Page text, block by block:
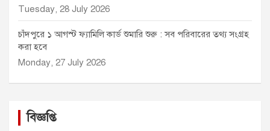
Tuesday, 28 July 2026
চাঁদপুরে ১ আগস্ট ফ্যামিলি কার্ড শুমারি শুরু : সব পরিবারের তথ্য সংগ্রহ
করা হবে
Monday, 27 July 2026
বিজ্ঞপ্তি